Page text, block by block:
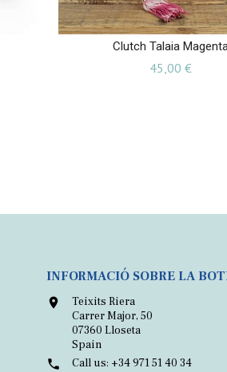
Clutch Talaia
45,00 €Preu
INFORMACIÓ SOBRE LA

Teixits Riera
Carrer Major, 50
07360 Lloseta
Spain

Call us: +34 971 51 40 34